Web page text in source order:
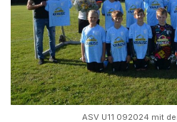
ASV U11 092024 mit